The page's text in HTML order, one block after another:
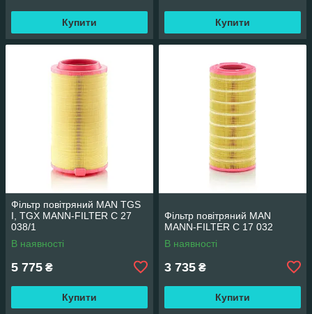
Купити Купити
Фільтр повітряний MAN TGS
I, TGX MANN-FILTER C 27
038/1
В наявності
5 775 ₴
Купити
Фільтр повітряний MAN
MANN-FILTER C 17 032
В наявності
3 735 ₴
Купити